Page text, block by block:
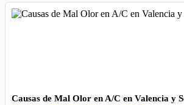
Causas de Mal Olor en A/C en Valencia y